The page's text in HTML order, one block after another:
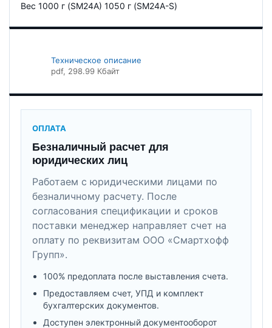
Вес 1000 г (SM24A) 1050 г (SM24A-S)
Техническое описание
pdf, 298.99 Кбайт
ОПЛАТА
Безналичный расчет для
юридических лиц
Работаем с юридическими лицами по
безналичному расчету. После
согласования спецификации и сроков
поставки менеджер направляет счет на
оплату по реквизитам ООО «Смартхофф
Групп».
100% предоплата после выставления счета.
Предоставляем счет, УПД и комплект
бухгалтерских документов.
Доступен электронный документооборот